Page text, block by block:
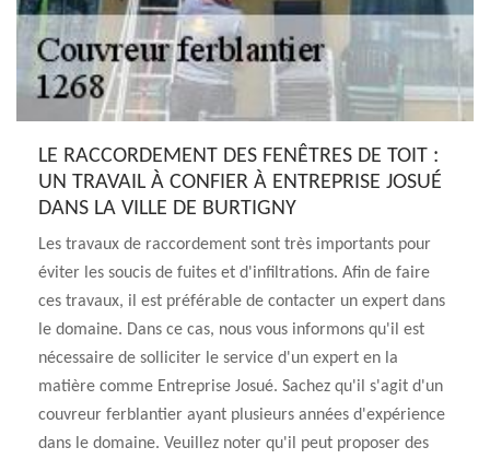
LE RACCORDEMENT DES FENÊTRES DE TOIT :
UN TRAVAIL À CONFIER À ENTREPRISE JOSUÉ
DANS LA VILLE DE BURTIGNY
Les travaux de raccordement sont très importants pour
éviter les soucis de fuites et d'infiltrations. Afin de faire
ces travaux, il est préférable de contacter un expert dans
le domaine. Dans ce cas, nous vous informons qu'il est
nécessaire de solliciter le service d'un expert en la
matière comme Entreprise Josué. Sachez qu'il s'agit d'un
couvreur ferblantier ayant plusieurs années d'expérience
dans le domaine. Veuillez noter qu'il peut proposer des